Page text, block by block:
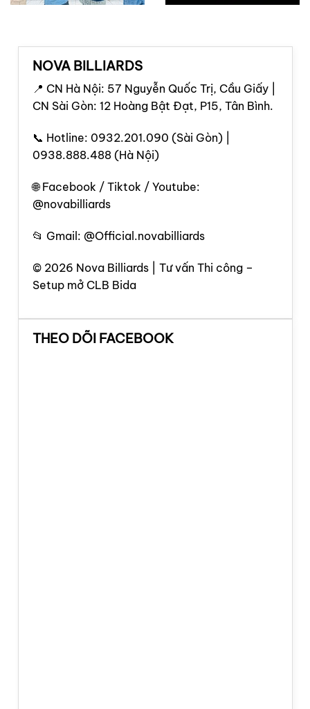
NOVA BILLIARDS
📍 CN Hà Nội: 57 Nguyễn Quốc Trị, Cầu Giấy |
CN Sài Gòn: 12 Hoàng Bật Đạt, P15, Tân Bình.
📞 Hotline: 0932.201.090 (Sài Gòn) |
0938.888.488 (Hà Nội)
🌐 Facebook / Tiktok / Youtube:
@novabilliards
📂 Gmail: @Official.novabilliards
© 2026 Nova Billiards | Tư vấn Thi công –
Setup mở CLB Bida
THEO DÕI FACEBOOK